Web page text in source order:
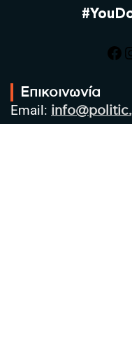
Επικοινωνία
Email:
Τηλ: